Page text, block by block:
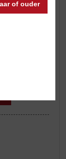
of ouder